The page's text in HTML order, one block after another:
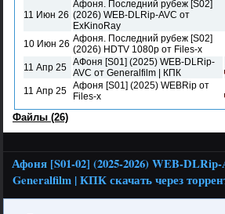
11 Июн 26
Афоня. Последний рубеж [S02]
(2026) WEB-DLRip-AVC от
ExKinoRay
10 Июн 26 Афоня. Последний рубеж [S02]
(2026) HDTV 1080р от Files-x
11 Апр 25 АФоня [S01] (2025) WEB-DLRip-
AVC от Generalfilm | КПК
11 Апр 25 Афоня [S01] (2025) WEBRip от
Files-х
Файлы (26)
Афоня [S01-02] (2025-2026) WEB-
Generalfilm | КПК скачать через